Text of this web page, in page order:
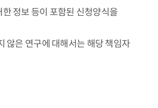
정보 등이 포함된 신청양식을
않은 연구에 대해서는 해당 책임자